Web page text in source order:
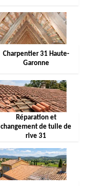
Charpentier 31 Haute-
Garonne
Réparation et
changement de tuile de
rive 31